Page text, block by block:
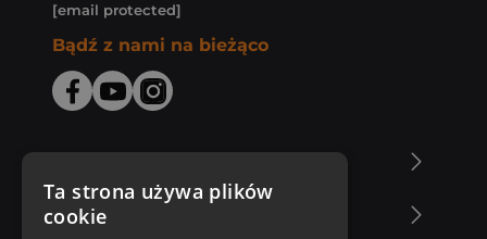
[email protected]
Bądź z nami na bieżąco
Zakupy u nas
Ta strona używa plików
cookie